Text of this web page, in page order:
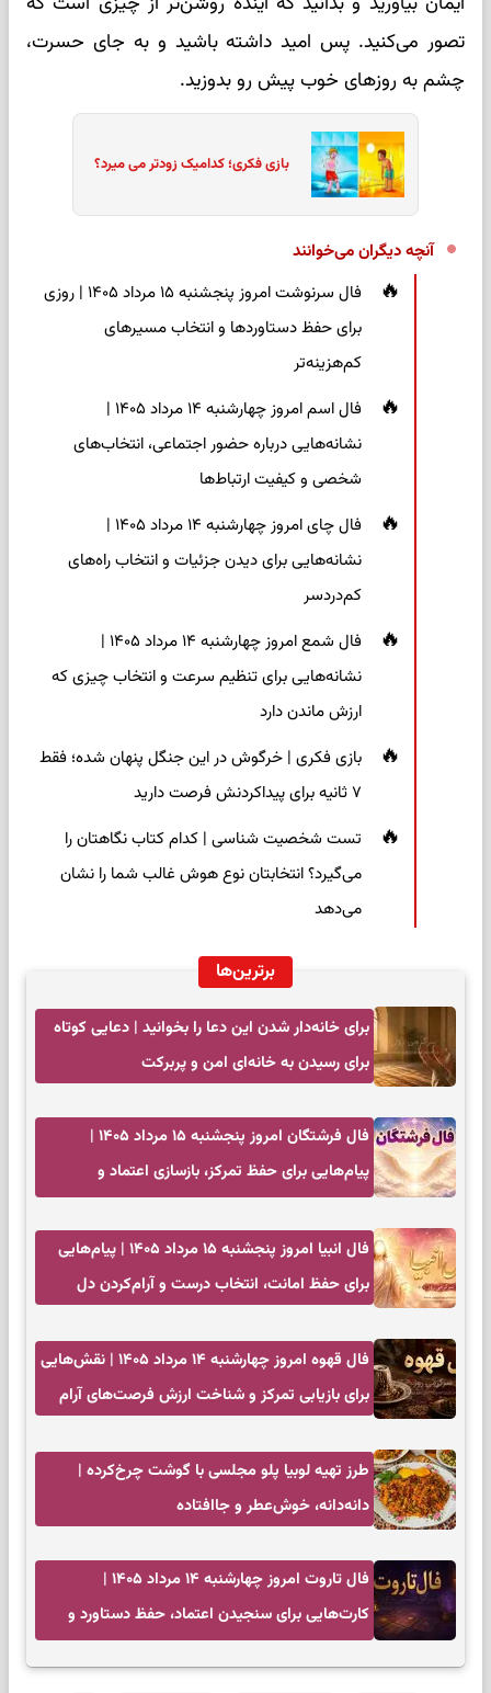
تصور می‌کنید. پس امید داشته باشید و به جای حسرت،
چشم به روزهای خوب پیش رو بدوزید.
بازی فکری؛ کدامیک زودتر می میرد؟
آنچه دیگران می‌خوانند
فال سرنوشت امروز پنجشنبه ۱۵ مرداد ۱۴۰۵ | روزی
برای حفظ دستاوردها و انتخاب مسیرهای
کم‌هزینه‌تر
فال اسم امروز چهارشنبه ۱۴ مرداد ۱۴۰۵ |
نشانه‌هایی درباره حضور اجتماعی، انتخاب‌های
شخصی و کیفیت ارتباط‌ها
فال چای امروز چهارشنبه ۱۴ مرداد ۱۴۰۵ |
نشانه‌هایی برای دیدن جزئیات و انتخاب راه‌های
کم‌دردسر
فال شمع امروز چهارشنبه ۱۴ مرداد ۱۴۰۵ |
نشانه‌هایی برای تنظیم سرعت و انتخاب چیزی که
ارزش ماندن دارد
بازی فکری | خرگوش در این جنگل پنهان شده؛ فقط
۷ ثانیه برای پیداکردنش فرصت دارید
تست شخصیت شناسی | کدام کتاب نگاهتان را
می‌گیرد؟ انتخابتان نوع هوش غالب شما را نشان
می‌دهد
برترین‌ها
برای خانه‌دار شدن این دعا را بخوانید | دعایی کوتاه
برای رسیدن به خانه‌ای امن و پربرکت
فال فرشتگان امروز پنجشنبه ۱۵ مرداد ۱۴۰۵ |
پیام‌هایی برای حفظ تمرکز، بازسازی اعتماد و
فال انبیا امروز پنجشنبه ۱۵ مرداد ۱۴۰۵ | پیام‌هایی
برای حفظ امانت، انتخاب درست و آرام‌کردن دل
فال قهوه امروز چهارشنبه ۱۴ مرداد ۱۴۰۵ | نقش‌هایی
برای بازیابی تمرکز و شناخت ارزش فرصت‌های آرام
طرز تهیه لوبیا پلو مجلسی با گوشت چرخ‌کرده |
دانه‌دانه، خوش‌عطر و جاافتاده
فال تاروت امروز چهارشنبه ۱۴ مرداد ۱۴۰۵ |
کارت‌هایی برای سنجیدن اعتماد، حفظ دستاورد و